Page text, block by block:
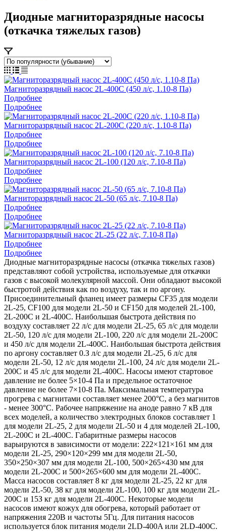
Диодные магниторазрядные насосы
(откачка тяжелых газов)
Магниторазрядный насос 2L-400С (450 л/с, 1.10-8 Па)
Подробнее
Подробнее
Магниторазрядный насос 2L-200С (220 л/с, 1.10-8 Па)
Подробнее
Подробнее
Магниторазрядный насос 2L-100 (120 л/с, 7.10-8 Па)
Подробнее
Подробнее
Магниторазрядный насос 2L-50 (65 л/с, 7.10-8 Па)
Подробнее
Подробнее
Магниторазрядный насос 2L-25 (22 л/с, 7.10-8 Па)
Подробнее
Подробнее
Диодные магниторазрядные насосы (откачка тяжелых газов)
представляют собой устройства, используемые для откачки
газов с высокой молекулярной массой. Они обладают высокой
быстротой действия как по воздуху, так и по аргону.
Присоединительный фланец имеет размеры CF35 для модели
2L-25, CF100 для модели 2L-50 и CF150 для моделей 2L-100,
2L-200C и 2L-400C. Наибольшая быстрота действия по
воздуху составляет 22 л/с для модели 2L-25, 65 л/с для модели
2L-50, 120 л/с для модели 2L-100, 220 л/с для модели 2L-200C
и 450 л/с для модели 2L-400C. Наибольшая быстрота действия
по аргону составляет 0.З л/с для модели 2L-25, 6 л/с для
модели 2L-50, 12 л/с для модели 2L-100, 24 л/с для модели 2L-
200C и 45 л/с для модели 2L-400C. Насосы имеют стартовое
давление не более 5×10-4 Па и предельное остаточное
давление не более 7×10-8 Па. Максимальная температура
прогрева с магнитами составляет менее 200°C, а без магнитов
- менее 300°C. Рабочее напряжение на аноде равно 7 кВ для
всех моделей, а количество электродных блоков составляет 1
для модели 2L-25, 2 для модели 2L-50 и 4 для моделей 2L-100,
2L-200C и 2L-400C. Габаритные размеры насосов
варьируются в зависимости от модели: 222×121×161 мм для
модели 2L-25, 290×120×299 мм для модели 2L-50,
350×250×307 мм для модели 2L-100, 500×265×430 мм для
модели 2L-200C и 500×265×600 мм для модели 2L-400C.
Масса насосов составляет 8 кг для модели 2L-25, 22 кг для
модели 2L-50, 38 кг для модели 2L-100, 100 кг для модели 2L-
200C и 15З кг для модели 2L-400C. Некоторые модели
насосов имеют кожух для обогрева, который работает от
напряжения 220В и частоты 5Гц. Для питания насосов
используется блок питания модели 2LD-400A или 2LD-400C.